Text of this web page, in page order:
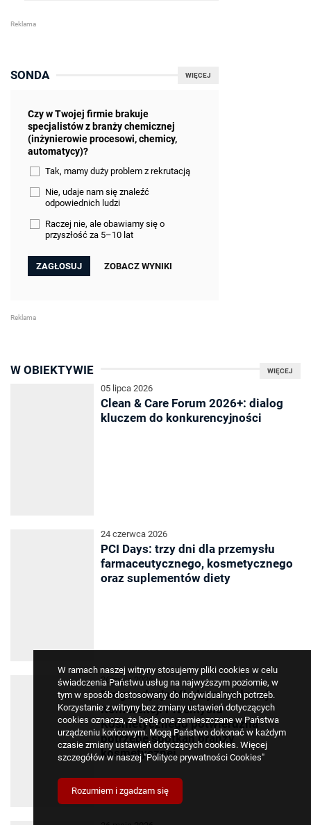
W ramach naszej witryny stosujemy pliki cookies w celu
świadczenia Państwu usług na najwyższym poziomie, w
tym w sposób dostosowany do indywidualnych potrzeb.
Korzystanie z witryny bez zmiany ustawień dotyczących
cookies oznacza, że będą one zamieszczane w Państwa
urządzeniu końcowym. Mogą Państwo dokonać w każdym
czasie zmiany ustawień dotyczących cookies. Więcej
szczegółów w naszej"Polityce prywatności Cookies"
Rozumiem i zgadzam się
WIĘCEJ
SONDA
Czy w Twojej firmie brakuje
specjalistów z branży chemicznej
(inżynierowie procesowi, chemicy,
automatycy)?
Tak, mamy duży problem z rekrutacją
Nie, udaje nam się znaleźć
odpowiednich ludzi
Raczej nie, ale obawiamy się o
przyszłość za 5–10 lat
ZOBACZ WYNIKI
WIĘCEJ
W OBIEKTYWIE
05 lipca 2026
Clean & Care Forum 2026+: dialog
kluczem do konkurencyjności
24 czerwca 2026
PCI Days: trzy dni dla przemysłu
farmaceutycznego, kosmetycznego
oraz suplementów diety
26 maja 2026
Druga edycja Międzynarodowej
Konferencji Przemysłu
Kosmetycznego potwierdziła
potrzebę spotkań branży
kosmetycznej